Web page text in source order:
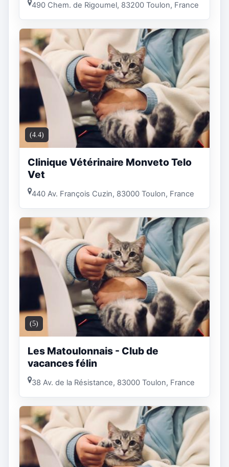
490 Chem. de Rigoumel, 83200 Toulon, France
(4.4)
Clinique Vétérinaire Monveto Telo
Vet
440 Av. François Cuzin, 83000 Toulon, France
(5)
Les Matoulonnais - Club de
vacances félin
38 Av. de la Résistance, 83000 Toulon, France